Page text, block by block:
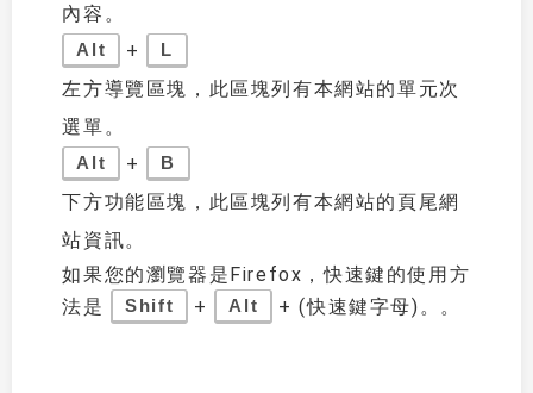
內容。
Alt + L
左方導覽區塊，此區塊列有本網站的單元次
選單。
Alt + B
下方功能區塊，此區塊列有本網站的頁尾網
站資訊。
如果您的瀏覽器是Firefox，快速鍵的使用方
法是
Shift + Alt + (快速鍵字母)。。